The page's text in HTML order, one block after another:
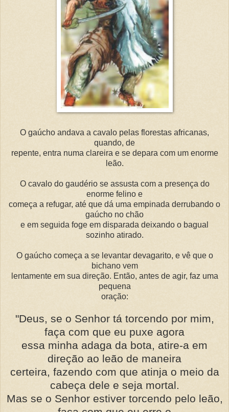
O gaúcho andava a cavalo pelas florestas africanas,
quando, de
repente, entra numa clareira e se depara com um enorme
leão.
O cavalo do gaudério se assusta com a presença do
enorme felino e
começa a refugar, até que dá uma empinada derrubando o
gaúcho no chão
e em seguida foge em disparada deixando o bagual
sozinho atirado.
O gaúcho começa a se levantar devagarito, e vê que o
bichano vem
lentamente em sua direção. Então, antes de agir, faz uma
pequena
oração:
"Deus, se o Senhor tá torcendo por mim,
faça com que eu puxe agora
essa minha adaga da bota, atire-a em
direção ao leão de maneira
certeira, fazendo com que atinja o meio da
cabeça dele e seja mortal.
Mas se o Senhor estiver torcendo pelo leão,